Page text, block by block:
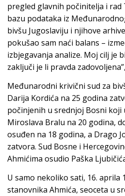
pregled glavnih počinitelja i rad
bazu podataka iz
bivšu Jugoslaviju i njihove
pokušao sam naći balans –
izbjegavanja analize. Moj cilj je
zaključi je li pravda
Međunarodni krivični sud za
Darija Kordića na 25 godina
počinjenih u srednjoj Bosni koji
Miroslava Bralu na 20 godina,
osuđen na 18 godina, a Drago
zatvora. Sud Bosne i
Ahmićima osudio Paška
U samo nekoliko sati, 16. aprila
stanovnika Ahmića, seoceta u